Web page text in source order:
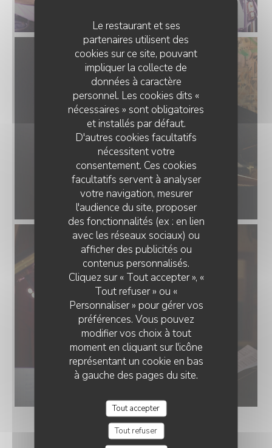
Le restaurant et ses
partenaires utilisent des
cookies sur ce site, pouvant
impliquer la collecte de
données à caractère
personnel. Les cookies dits «
nécessaires » sont obligatoires
et installés par défaut.
D'autres cookies facultatifs
nécessitent votre
consentement. Ces cookies
facultatifs servent à analyser
votre navigation, mesurer
l'audience du site, proposer
des fonctionnalités (ex : en lien
avec les réseaux sociaux) ou
afficher des publicités ou
contenus personnalisés.
Cliquez sur « Tout accepter », «
Tout refuser » ou «
Personnaliser » pour gérer vos
préférences. Vous pouvez
modifier vos choix à tout
moment en cliquant sur l'icône
représentant un cookie en bas
à gauche des pages du site.
Tout accepter
Tout refuser